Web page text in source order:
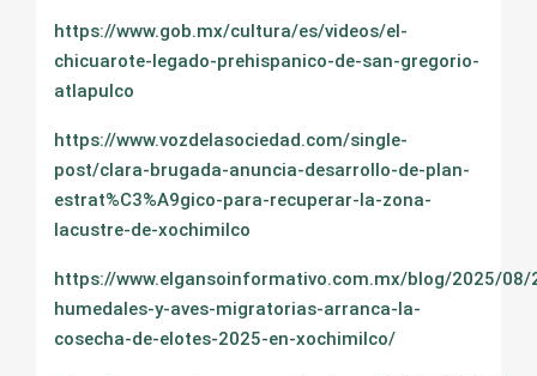
https://www.gob.mx/cultura/es/videos/el-
chicuarote-legado-prehispanico-de-san-gregorio-
atlapulco
https://www.vozdelasociedad.com/single-
post/clara-brugada-anuncia-desarrollo-de-plan-
estrat%C3%A9gico-para-recuperar-la-zona-
lacustre-de-xochimilco
https://www.elgansoinformativo.com.mx/blog/2025/08/
humedales-y-aves-migratorias-arranca-la-
cosecha-de-elotes-2025-en-xochimilco/